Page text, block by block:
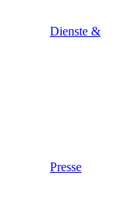
Dienste &
Presse